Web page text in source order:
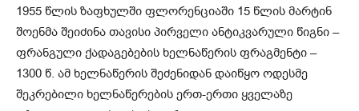
1955 წლის ზაფხულში ფლორენციაში 15 წლის მარტინ
შოენმა შეიძინა თავისი პირველი ანტიკვარული წიგნი –
ფრანგული ქადაგებების ხელნაწერის ფრაგმენტი –
1300 წ. ამ ხელნაწერის შეძენიდან დაიწყო ოდესმე
შეკრებილი ხელნაწერების ერთ-ერთი ყველაზე